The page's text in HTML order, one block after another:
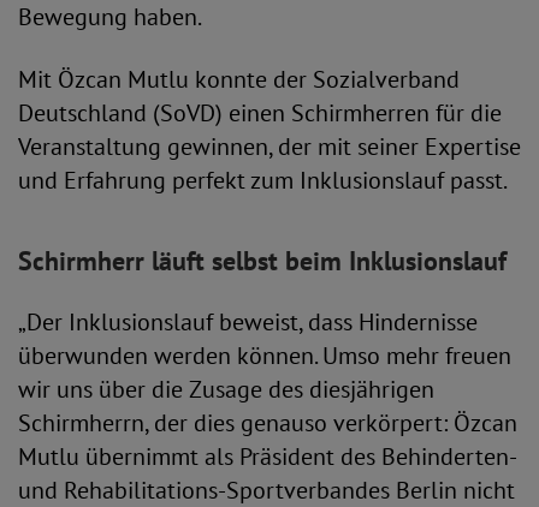
Bewegung haben.
Mit Özcan Mutlu konnte der Sozialverband
Deutschland (SoVD) einen Schirmherren für die
Veranstaltung gewinnen, der mit seiner Expertise
und Erfahrung perfekt zum Inklusionslauf passt.
Schirmherr läuft selbst beim Inklusionslauf
„Der Inklusionslauf beweist, dass Hindernisse
überwunden werden können. Umso mehr freuen
wir uns über die Zusage des diesjährigen
Schirmherrn, der dies genauso verkörpert: Özcan
Mutlu übernimmt als Präsident des Behinderten-
und Rehabilitations-Sportverbandes Berlin nicht